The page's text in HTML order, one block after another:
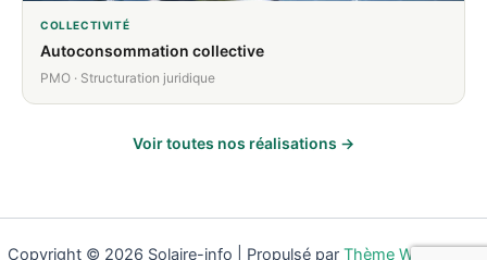
COLLECTIVITÉ
Autoconsommation collective
PMO · Structuration juridique
Voir toutes nos réalisations →
Copyright © 2026 Solaire-info | Propulsé par Thème WordPress